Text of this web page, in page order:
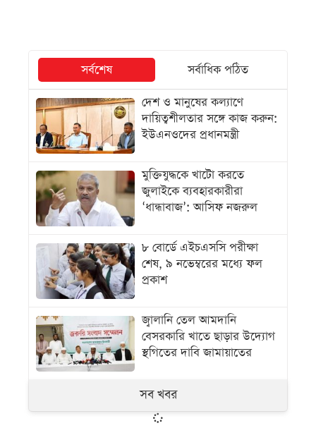
সর্বশেষ
সর্বাধিক পঠিত
দেশ ও মানুষের কল্যাণে
দায়িত্বশীলতার সঙ্গে কাজ করুন:
ইউএনওদের প্রধানমন্ত্রী
মুক্তিযুদ্ধকে খাটো করতে
জুলাইকে ব্যবহারকারীরা
‘ধান্ধাবাজ’: আসিফ নজরুল
৮ বোর্ডে এইচএসসি পরীক্ষা
শেষ, ৯ নভেম্বরের মধ্যে ফল
প্রকাশ
জ্বালানি তেল আমদানি
বেসরকারি খাতে ছাড়ার উদ্যোগ
স্থগিতের দাবি জামায়াতের
সব খবর